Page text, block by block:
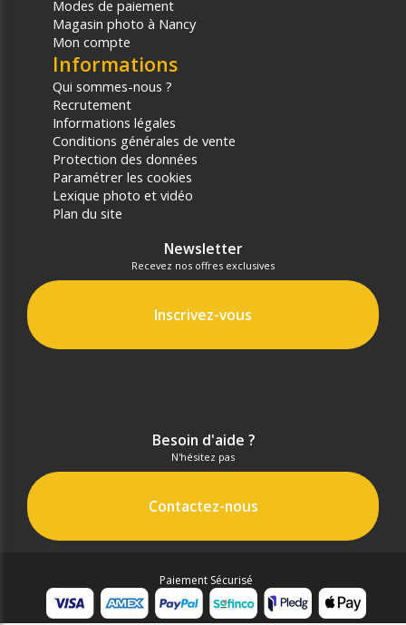
Modes de paiement
Magasin photo à Nancy
Mon compte
Informations
Qui sommes-nous ?
Recrutement
Informations légales
Conditions générales de vente
Protection des données
Paramétrer les cookies
Lexique photo et vidéo
Plan du site
Newsletter
Recevez nos offres exclusives
Inscrivez-vous
Besoin d'aide ?
N'hésitez pas
Contactez-nous
Paiement Sécurisé